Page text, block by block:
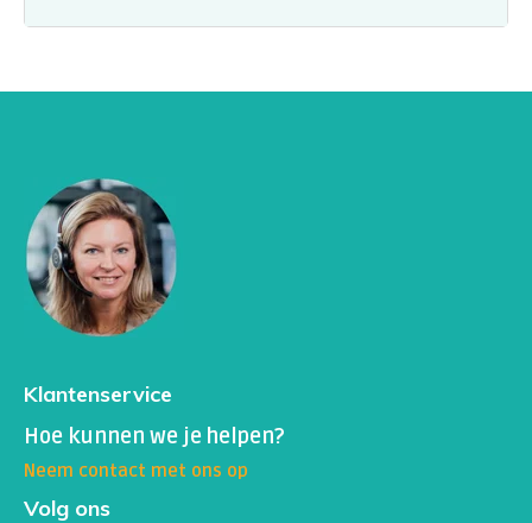
Klantenservice
Hoe kunnen we je helpen?
Neem contact met ons op
Volg ons